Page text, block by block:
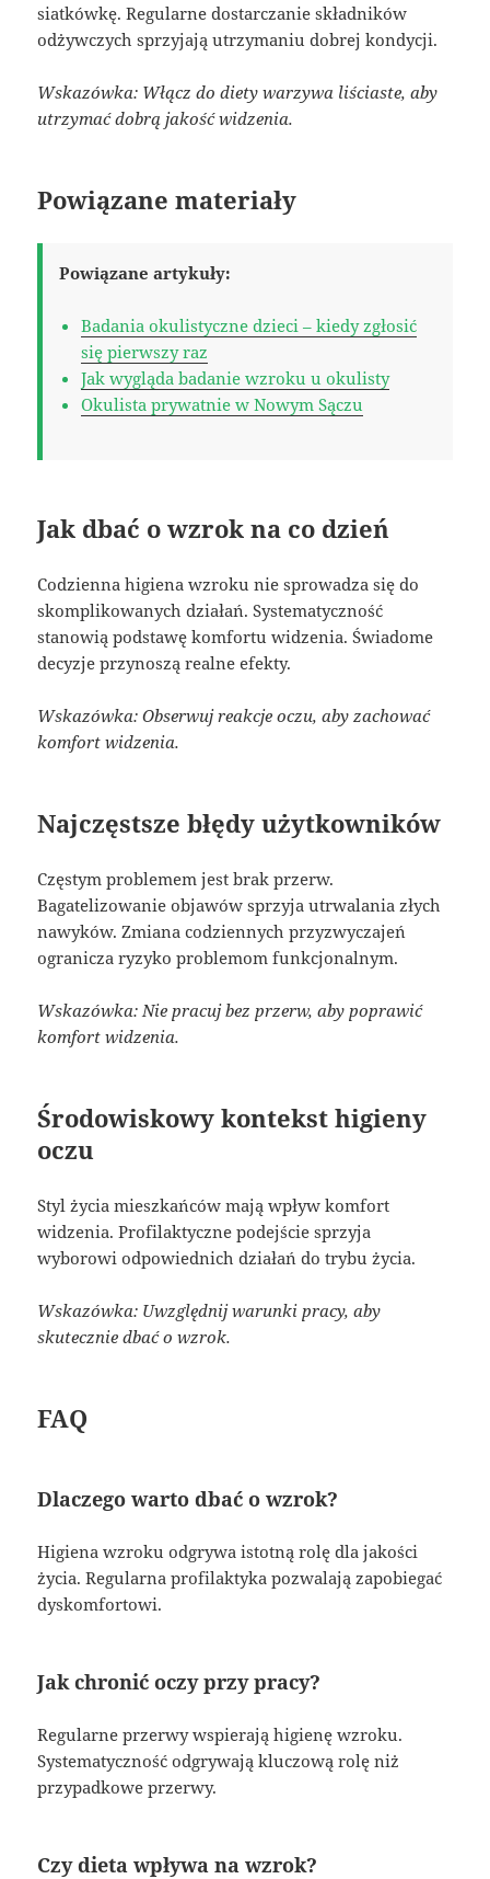
siatkówkę. Regularne dostarczanie składników
odżywczych sprzyjają utrzymaniu dobrej kondycji.
Wskazówka: Włącz do diety warzywa liściaste, aby
utrzymać dobrą jakość widzenia.
Powiązane materiały
Powiązane artykuły:
Badania okulistyczne dzieci – kiedy zgłosić
się pierwszy raz
Jak wygląda badanie wzroku u okulisty
Okulista prywatnie w Nowym Sączu
Jak dbać o wzrok na co dzień
Codzienna higiena wzroku nie sprowadza się do
skomplikowanych działań. Systematyczność
stanowią podstawę komfortu widzenia. Świadome
decyzje przynoszą realne efekty.
Wskazówka: Obserwuj reakcje oczu, aby zachować
komfort widzenia.
Najczęstsze błędy użytkowników
Częstym problemem jest brak przerw.
Bagatelizowanie objawów sprzyja utrwalania złych
nawyków. Zmiana codziennych przyzwyczajeń
ogranicza ryzyko problemom funkcjonalnym.
Wskazówka: Nie pracuj bez przerw, aby poprawić
komfort widzenia.
Środowiskowy kontekst higieny
oczu
Styl życia mieszkańców mają wpływ komfort
widzenia. Profilaktyczne podejście sprzyja
wyborowi odpowiednich działań do trybu życia.
Wskazówka: Uwzględnij warunki pracy, aby
skutecznie dbać o wzrok.
FAQ
Dlaczego warto dbać o wzrok?
Higiena wzroku odgrywa istotną rolę dla jakości
życia. Regularna profilaktyka pozwalają zapobiegać
dyskomfortowi.
Jak chronić oczy przy pracy?
Regularne przerwy wspierają higienę wzroku.
Systematyczność odgrywają kluczową rolę niż
przypadkowe przerwy.
Czy dieta wpływa na wzrok?